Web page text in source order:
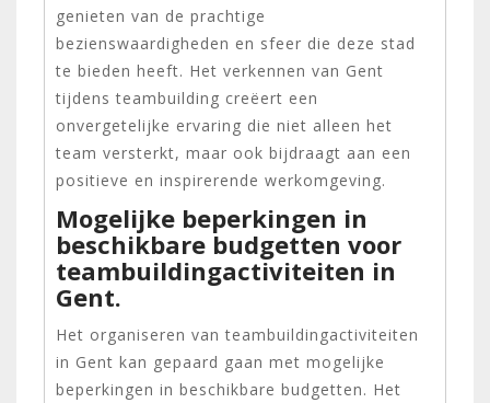
genieten van de prachtige
bezienswaardigheden en sfeer die deze stad
te bieden heeft. Het verkennen van Gent
tijdens teambuilding creëert een
onvergetelijke ervaring die niet alleen het
team versterkt, maar ook bijdraagt aan een
positieve en inspirerende werkomgeving.
Mogelijke beperkingen in
beschikbare budgetten voor
teambuildingactiviteiten in
Gent.
Het organiseren van teambuildingactiviteiten
in Gent kan gepaard gaan met mogelijke
beperkingen in beschikbare budgetten. Het